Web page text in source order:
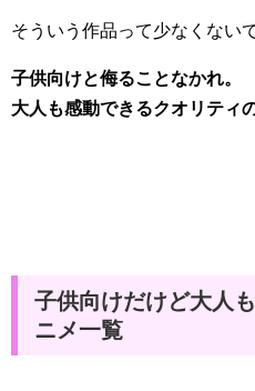
そういう作品って少なくない
子供向けと侮ることなかれ。
大人も感動できるクオリティ
子供向けだけど大人
ニメ一覧